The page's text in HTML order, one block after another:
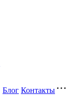
Блог Контакты